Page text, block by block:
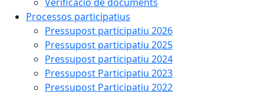
Processos participatius
Pressupost participatiu 2026
Pressupost participatiu 2025
Pressupost participatiu 2024
Pressupost Participatiu 2023
Pressupost Participatiu 2022